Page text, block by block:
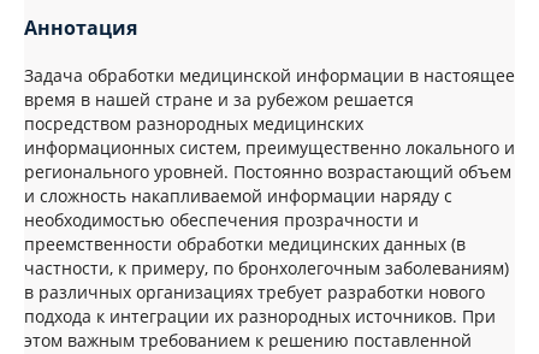
Аннотация
Задача обработки медицинской информации в настоящее
время в нашей стране и за рубежом решается
посредством разнородных медицинских
информационных систем, преимущественно локального и
регионального уровней. Постоянно возрастающий объем
и сложность накапливаемой информации наряду с
необходимостью обеспечения прозрачности и
преемственности обработки медицинских данных (в
частности, к примеру, по бронхолегочным заболеваниям)
в различных организациях требует разработки нового
подхода к интеграции их разнородных источников. При
этом важным требованием к решению поставленной